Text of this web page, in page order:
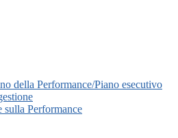
della Performance/Piano esecutivo
sulla Performance